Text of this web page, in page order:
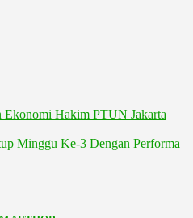
Ekonomi Hakim PTUN Jakarta
Minggu Ke-3 Dengan Performa